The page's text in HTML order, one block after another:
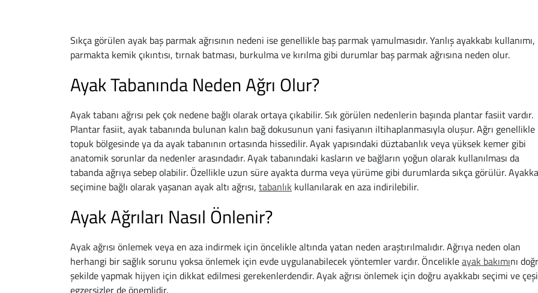
Sıkça görülen ayak baş parmak ağrısının nedeni ise genellikle baş parmak yamulmasıdır. Yanlış ayakkabı kullanımı,
parmakta kemik çıkıntısı, tırnak batması, burkulma ve kırılma gibi durumlar baş parmak ağrısına neden olur.
Ayak Tabanında Neden Ağrı Olur?
Ayak tabanı ağrısı pek çok nedene bağlı olarak ortaya çıkabilir. Sık görülen nedenlerin başında plantar fasiit vardır.
Plantar fasiit, ayak tabanında bulunan kalın bağ dokusunun yani fasiyanın iltihaplanmasıyla oluşur. Ağrı genellikle
topuk bölgesinde ya da ayak tabanının ortasında hissedilir. Ayak yapısındaki düztabanlık veya yüksek kemer gibi
anatomik sorunlar da nedenler arasındadır. Ayak tabanındaki kasların ve bağların yoğun olarak kullanılması da
tabanda ağrıya sebep olabilir. Özellikle uzun süre ayakta durma veya yürüme gibi durumlarda sıkça görülür.
seçimine bağlı olarak yaşanan ayak altı ağrısı, tabanlık kullanılarak en aza indirilebilir.
Ayak Ağrıları Nasıl Önlenir?
Ayak ağrısı önlemek veya en aza indirmek için öncelikle altında yatan neden araştırılmalıdır. Ağrıya neden olan
herhangi bir sağlık sorunu yoksa önlemek için evde uygulanabilecek yöntemler vardır. Öncelikleayak bakımını
şekilde yapmak hijyen için dikkat edilmesi gerekenlerdendir. Ayak ağrısı önlemek için doğru ayakkabı seçimi ve
egzersizler de önemlidir.